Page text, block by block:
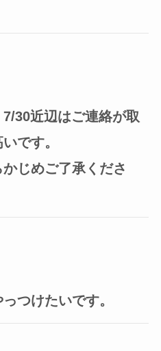
30近辺はご連絡が取
です。
じめご了承くださ
つけたいです。